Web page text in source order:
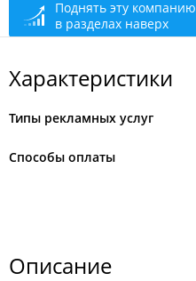
+7 902 483-55-33
сегодня закрыто
Поднять эту компанию
в разделах наверх
Характеристики
Типы рекламных услуг
Способы оплаты
Описание